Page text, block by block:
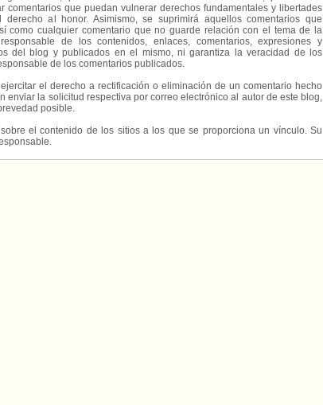
comentarios que puedan vulnerar derechos fundamentales y libertades
al honor. Asimismo, se suprimirá aquellos comentarios que
como cualquier comentario que no guarde relación con el tema de la
de los contenidos, enlaces, comentarios, expresiones y
del blog y publicados en el mismo, ni garantiza la veracidad de los
de los comentarios publicados.
el derecho a rectificación o eliminación de un comentario hecho
enviar la solicitud respectiva por correo electrónico al autor de este blog,
posible.
el contenido de los sitios a los que se proporciona un vínculo. Su